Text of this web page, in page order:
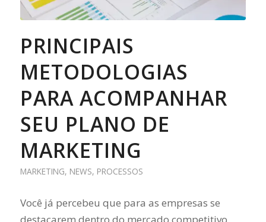
PRINCIPAIS
METODOLOGIAS
PARA ACOMPANHAR
SEU PLANO DE
MARKETING
MARKETING, NEWS, PROCESSOS
Você já percebeu que para as empresas se